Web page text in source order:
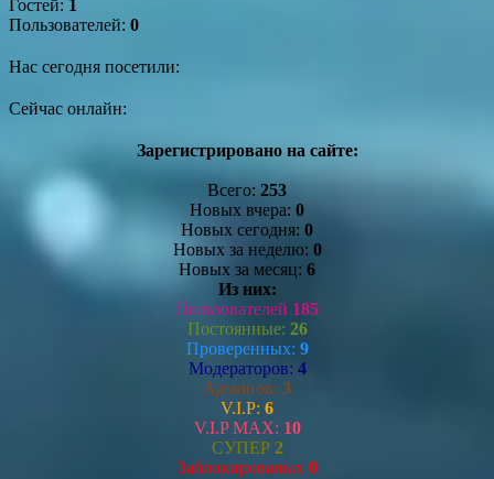
Гостей: 1
Пользователей: 0
Нас сегодня посетили:
Сейчас онлайн:
Зарегистрировано на сайте:
Всего: 253
Новых вчера: 0
Новых сегодня: 0
Новых за неделю: 0
Новых за месяц: 6
Из них:
Пользователей 185
Постоянные: 26
Проверенных: 9
Модераторов: 4
Админов: 3
V.I.P: 6
V.I.P MAX: 10
СУПЕР 2
Заблокированых 0